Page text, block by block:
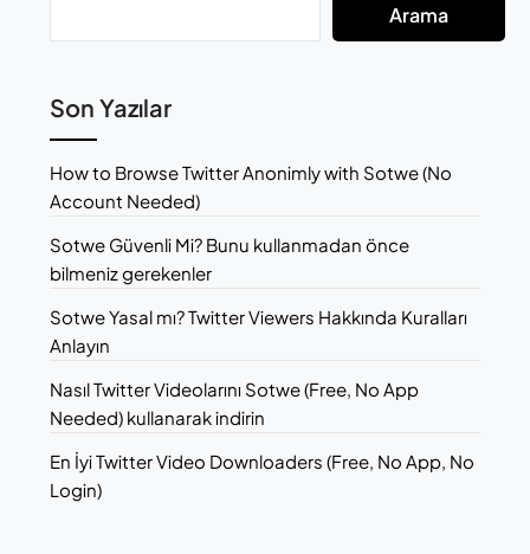
Arama
Son Yazılar
How to Browse Twitter Anonimly with Sotwe (No
Account Needed)
Sotwe Güvenli Mi? Bunu kullanmadan önce
bilmeniz gerekenler
Sotwe Yasal mı? Twitter Viewers Hakkında Kuralları
Anlayın
Nasıl Twitter Videolarını Sotwe (Free, No App
Needed) kullanarak indirin
En İyi Twitter Video Downloaders (Free, No App, No
Login)